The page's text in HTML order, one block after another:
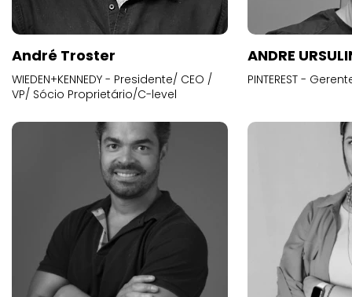
André Troster
WIEDEN+KENNEDY - Presidente/ CEO /
VP/ Sócio Proprietário/C-level
ANDRE
PINTEREST -